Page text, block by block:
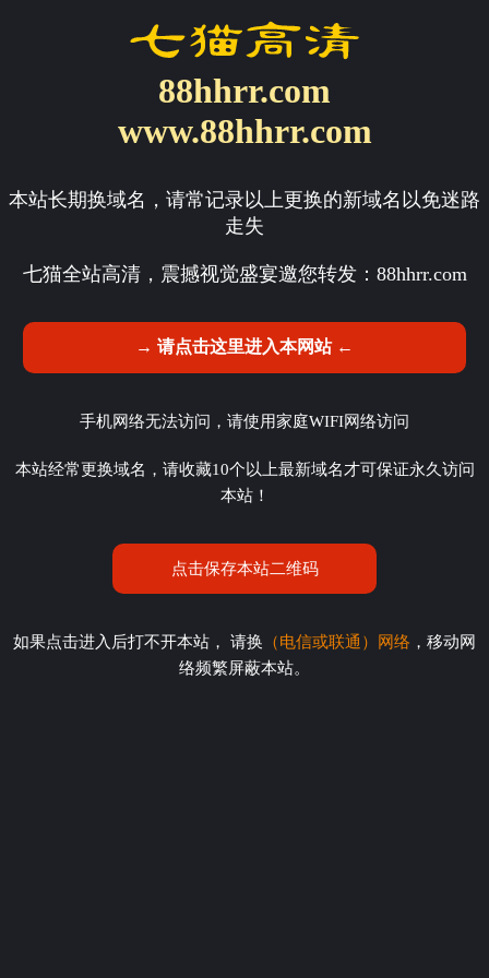
88hhrr.com
www.88hhrr.com
本站长期换域名，请常记录以上更换的新域名以免迷路
走失
七猫全站高清，震撼视觉盛宴邀您转发： 88hhrr.com
→ 请点击这里进入本网站 ←
手机网络无法访问，请使用家庭WIFI网络访问
本站经常更换域名，请收藏10个以上最新域名才可保证永久访问
本站！
点击保存本站二维码
如果点击进入后打不开本站， 请换 （电信或联通）网络 ，移动网
络频繁屏蔽本站。